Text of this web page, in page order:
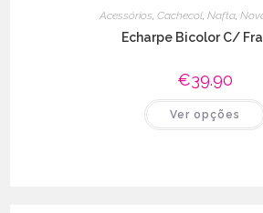
Acessórios, Cachecol, Nafta,
Echarpe Bicolor C/
€39.90
Ver opções